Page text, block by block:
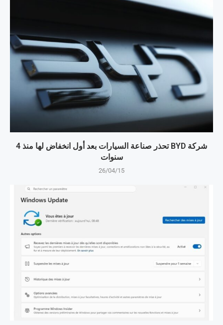
شركة BYD تحذر صناعة السيارات بعد أول انخفاض لها منذ 4
سنوات
26/04/15